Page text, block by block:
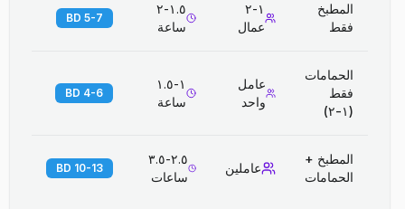
المطبخ
فقط
١-٢
عمال
١.٥-٢
ساعة
5-7 BD
الحمامات
فقط
(١-٢)
عامل
واحد
١-١.٥
ساعة
4-6 BD
المطبخ +
الحمامات
عاملين
٢.٥-٣.٥
ساعات
10-13 BD